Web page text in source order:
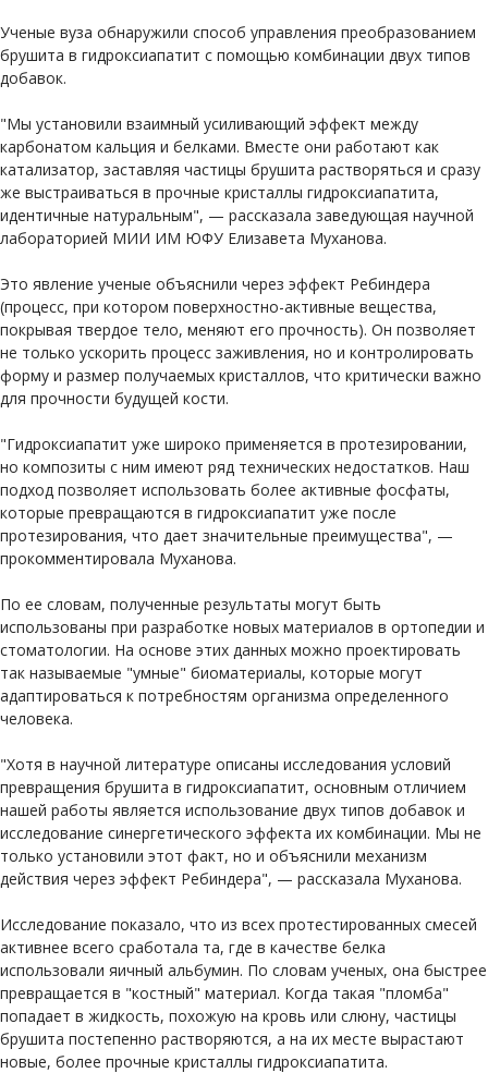
Ученые вуза обнаружили способ управления преобразованием
брушита в гидроксиапатит с помощью комбинации двух типов
добавок.
"Мы установили взаимный усиливающий эффект между
карбонатом кальция и белками. Вместе они работают как
катализатор, заставляя частицы брушита растворяться и сразу
же выстраиваться в прочные кристаллы гидроксиапатита,
идентичные натуральным", — рассказала заведующая научной
лабораторией МИИ ИМ ЮФУ Елизавета Муханова.
Это явление ученые объяснили через эффект Ребиндера
(процесс, при котором поверхностно-активные вещества,
покрывая твердое тело, меняют его прочность). Он позволяет
не только ускорить процесс заживления, но и контролировать
форму и размер получаемых кристаллов, что критически важно
для прочности будущей кости.
"Гидроксиапатит уже широко применяется в протезировании,
но композиты с ним имеют ряд технических недостатков. Наш
подход позволяет использовать более активные фосфаты,
которые превращаются в гидроксиапатит уже после
протезирования, что дает значительные преимущества", —
прокомментировала Муханова.
По ее словам, полученные результаты могут быть
использованы при разработке новых материалов в ортопедии и
стоматологии. На основе этих данных можно проектировать
так называемые "умные" биоматериалы, которые могут
адаптироваться к потребностям организма определенного
человека.
"Хотя в научной литературе описаны исследования условий
превращения брушита в гидроксиапатит, основным отличием
нашей работы является использование двух типов добавок и
исследование синергетического эффекта их комбинации. Мы не
только установили этот факт, но и объяснили механизм
действия через эффект Ребиндера", — рассказала Муханова.
Исследование показало, что из всех протестированных смесей
активнее всего сработала та, где в качестве белка
использовали яичный альбумин. По словам ученых, она быстрее
превращается в "костный" материал. Когда такая "пломба"
попадает в жидкость, похожую на кровь или слюну, частицы
брушита постепенно растворяются, а на их месте вырастают
новые, более прочные кристаллы гидроксиапатита.